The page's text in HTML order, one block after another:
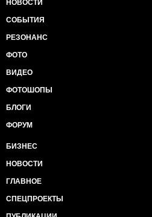
НОВОСТИ
СОБЫТИЯ
РЕЗОНАНС
ФОТО
ВИДЕО
ФОТОШОПЫ
БЛОГИ
ФОРУМ
БИЗНЕС
НОВОСТИ
ГЛАВНОЕ
СПЕЦПРОЕКТЫ